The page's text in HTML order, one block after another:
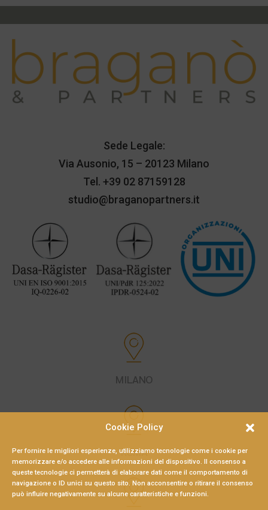
Cookie Policy
Per fornire le migliori esperienze, utilizziamo tecnologie come i cookie per
memorizzare e/o accedere alle informazioni del dispositivo. Il consenso a
queste tecnologie ci permetterà di elaborare dati come il comportamento di
navigazione o ID unici su questo sito. Non acconsentire o ritirare il consenso
può influire negativamente su alcune caratteristiche e funzioni.
Sede Legale:
Via Ausonio, 15 – 20123 Milano
Tel. +39 02 87159128
studio@braganopartners.it
MILANO
ROMA